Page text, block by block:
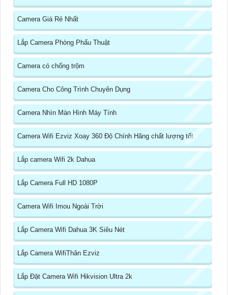
Camera Giá Rẻ Nhất
Lắp Camera Phòng Phẩu Thuật
Camera có chống trộm
Camera Cho Công Trình Chuyên Dụng
Camera Nhìn Màn Hình Máy Tính
Camera Wifi Ezviz Xoay 360 Độ Chính Hãng chất lượng tốt
Lắp camera Wifi 2k Dahua
Lắp Camera Full HD 1080P
Camera Wifi Imou Ngoài Trời
Lắp Camera Wifi Dahua 3K Siêu Nét
Lắp Camera WifiThân Ezviz
Lắp Đặt Camera Wifi Hikvision Ultra 2k